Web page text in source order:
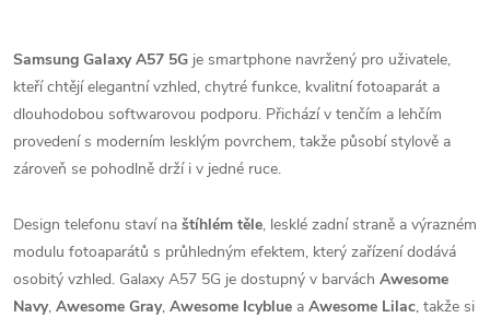
Samsung Galaxy A57 5G je smartphone navržený pro uživatele,
kteří chtějí elegantní vzhled, chytré funkce, kvalitní fotoaparát a
dlouhodobou softwarovou podporu. Přichází v tenčím a lehčím
provedení s moderním lesklým povrchem, takže působí stylově a
zároveň se pohodlně drží i v jedné ruce.
Design telefonu staví na štíhlém těle, lesklé zadní straně a výrazném
modulu fotoaparátů s průhledným efektem, který zařízení dodává
osobitý vzhled. Galaxy A57 5G je dostupný v barvách Awesome
Navy, Awesome Gray, Awesome Icyblue a Awesome Lilac, takže si